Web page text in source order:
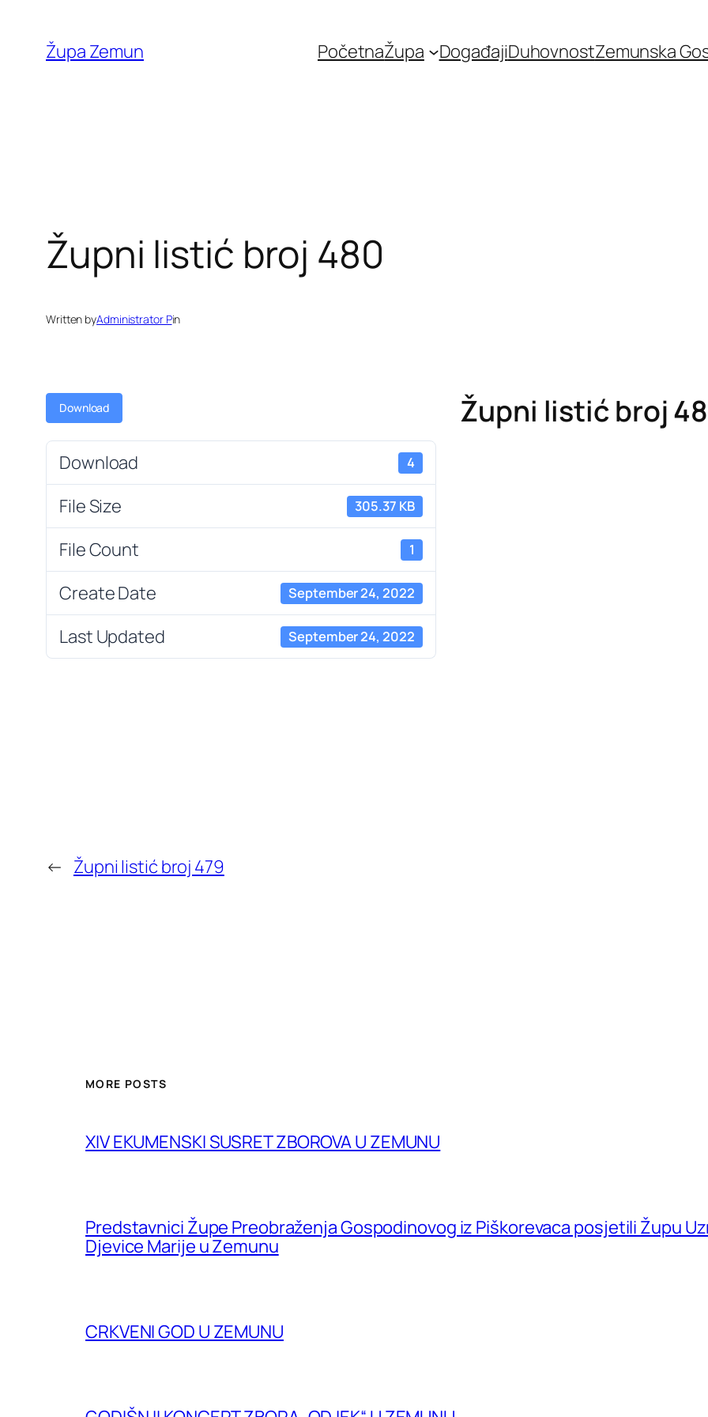
content
Župa Zemun PočetnaŽupa DogađajiDuhovnostZemunska
Župni listić broj 480
Written byAdministrator Pin
Download
Download 4
File Size 305.37 KB
File Count 1
Create Date September 24, 2022
Last Updated September 24, 2022
Župni listić broj
← Župni listić broj 479
MORE POSTS
XIV EKUMENSKI SUSRET ZBOROVA U ZEMUNU
Predstavnici Župe Preobraženja Gospodinovog iz Piškorevaca posjetili Župu
Djevice Marije u Zemunu
CRKVENI GOD U ZEMUNU